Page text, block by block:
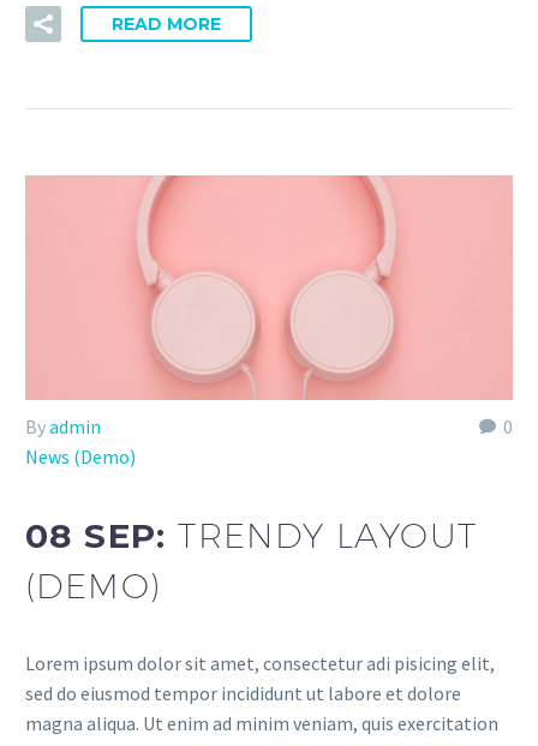
READ MORE
0
Byadmin
News (Demo)
08 SEP:TRENDY LAYOUT
(DEMO)
Lorem ipsum dolor sit amet, consectetur adi pisicing elit,
sed do eiusmod tempor incididunt ut labore et dolore
magna aliqua. Ut enim ad minim veniam, quis exercitation